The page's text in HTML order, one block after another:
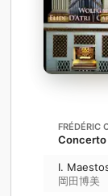
FRÉDÉRIC
Concerto
I.
岡田博美